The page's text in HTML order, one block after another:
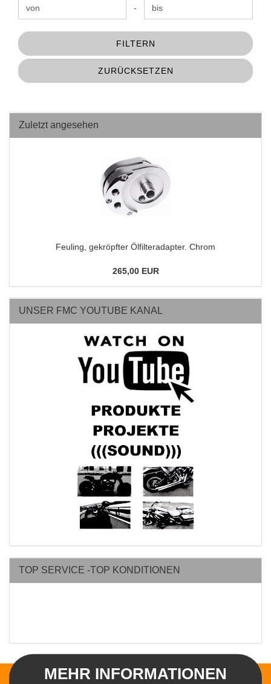
Preis bis -
FILTERN
ZURÜCKSETZEN
Zuletzt angesehen
Feuling, gekröpfter Ölfilteradapter. Chrom
265,00 EUR
UNSER FMC YOUTUBE KANAL
TOP SERVICE -TOP KONDITIONEN
MEHR INFORMATIONEN